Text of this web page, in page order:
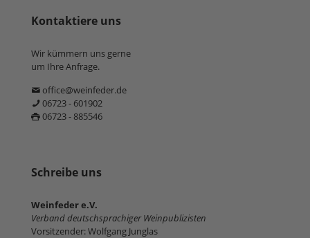
Kontaktiere uns
Wir kümmern uns gerne
um Ihre Anfrage.
office@weinfeder.de
06723 - 601902
06723 - 885546
Schreibe uns
Weinfeder e.V.
Verband deutschsprachiger Weinpublizisten
Vorsitzender: Wolfgang Junglas